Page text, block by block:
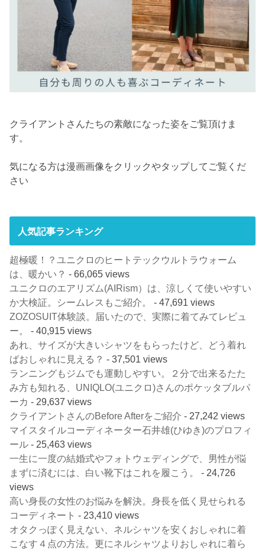
クライアントさんたちの素敵になった姿をご覧頂けま
す。
気になる方は漫画画像をクリックやタップしてご覧くだ
さい
人気記事ランキング
超極暖！？ユニクロのヒートテックウルトラウォーム
は、暖かい？ - 66,065 views
ユニクロのエアリズム(AIRism）は、涼しくて使いやすい
か大検証。シームレスもご紹介。
- 47,691 views
ZOZOSUIT体験談。届いたので、実際に着てみてレビュ
ー。
- 40,915 views
あれ、サイズが大きいシャツをもらったけど、どう着れ
ばおしゃれに見える？ - 37,501 views
ランニングもジムでも運動しやすい。２分で出来るたた
み方も知れる、UNIQLO(ユニクロ)さんのポケッタブルパ
ーカ - 29,637 views
クライアントさんのBefore Afterをご紹介 - 27,242 views
マイスタイルコーディネーター石井雄(ひゆき)のプロフィ
ール - 25,463 views
一生に一度の結婚式やフォトウェディングで、男性が悩
まずに済むには、白い靴下はこれを履こう。
- 24,726
views
高い身長の女性のお悩みを解決。身長を低く見せられる
コーディネート - 23,410 views
オタクっぽく見えない、ネルシャツを安くおしゃれに着
こなす４点の方法。更にネルシャツよりおしゃれに着ら